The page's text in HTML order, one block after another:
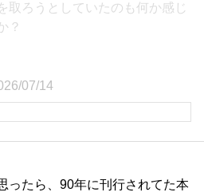
取ろうとしていたのも何か感じ
？
07/14
ったら、90年に刊行されてた本